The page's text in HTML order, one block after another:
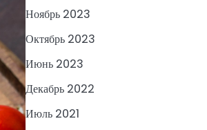
Ноябрь 2023
Октябрь 2023
Июнь 2023
Декабрь 2022
Июль 2021